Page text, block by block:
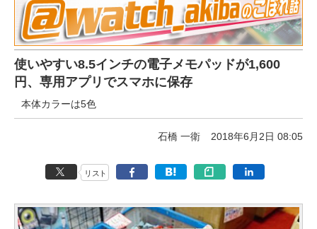
使いやすい8.5インチの電子メモパッドが1,600
円、専用アプリでスマホに保存
本体カラーは5色
石橋 一衛 2018年6月2日 08:05
リスト